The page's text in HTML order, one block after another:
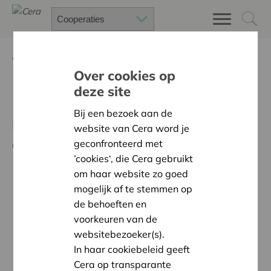
Energiecooperatie Halnet
neemt een megabatterij in
gebruik
Over cookies op
deze site
Bij een bezoek aan de
website van Cera word je
geconfronteerd met
’cookies‘, die Cera gebruikt
om haar website zo goed
mogelijk af te stemmen op
de behoeften en
voorkeuren van de
websitebezoeker(s).
In haar cookiebeleid geeft
Cera op transparante